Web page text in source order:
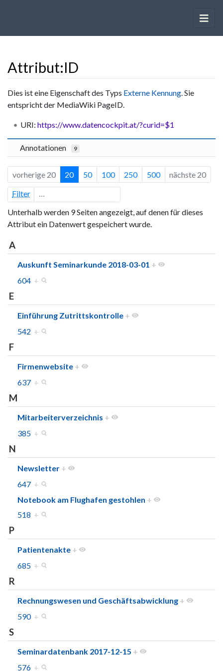
Attribut:ID
Wechseln zu:Navigation,Suche
Dies ist eine Eigenschaft des Typs Externe Kennung. Sie
entspricht der MediaWiki PageID.
URI: https://www.datencockpit.at/?curid=$1
Annotationen 9
vorherige 20 20 50 100 250 500 nächste 20
Filter
Unterhalb werden 9 Seiten angezeigt, auf denen für dieses
Attribut ein Datenwert gespeichert wurde.
A
Auskunft Seminarkunde 2018-03-01 +
604 +
E
Einführung Zutrittskontrolle +
542 +
F
Firmenwebsite +
637 +
M
Mitarbeiterverzeichnis +
385 +
N
Newsletter +
647 +
Notebook am Flughafen gestohlen +
518 +
P
Patientenakte +
685 +
R
Rechnungswesen und Geschäftsabwicklung +
590 +
S
Seminardatenbank 2017-12-15 +
576 +